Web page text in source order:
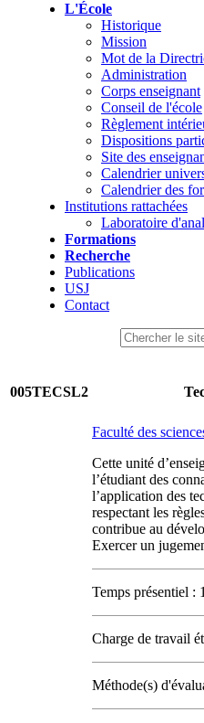
L'École
Historique
Mission
Mot de la
Administration
Corps enseignant
Conseil de l'école
Règlement
Dispositions
Site des
Calendrier
Calendrier des
Institutions rattachées
Laboratoire
Formations
Recherche
Publications
USJ
Contact
005TECSL2
Faculté des
Cette unité
l’étudiant des
l’application des
respectant les
contribue au
Exercer un
Temps présentiel :
Charge de travail
Méthode(s)